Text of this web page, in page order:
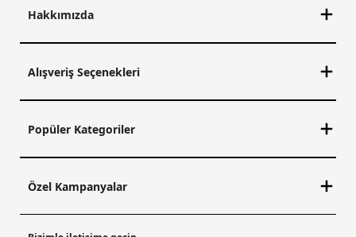
Hakkımızda
Alışveriş Seçenekleri
Popüler Kategoriler
Özel Kampanyalar